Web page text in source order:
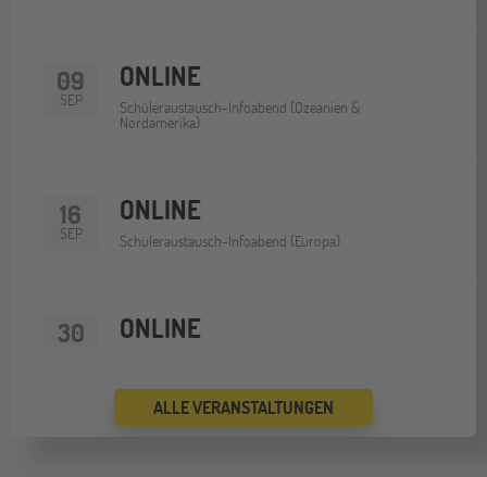
09
SEP
ONLINE
Schüleraustausch-Infoabend (Ozeanien &
Nordamerika)
16
SEP
ONLINE
Schüleraustausch-Infoabend (Europa)
30 ONLINE
ALLE VERANSTALTUNGEN